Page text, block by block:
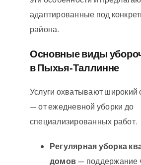
адаптированные под
района.
Основные виды
в Пыхья‑Таллинне
Услуги охватывают широкий
— от ежедневной уборки до
специализированных работ.
Регулярная уборка
домов— поддержание